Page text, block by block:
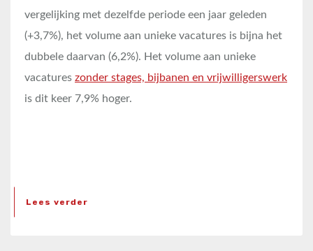
vergelijking met dezelfde periode een jaar geleden
(+3,7%), het volume aan unieke vacatures is bijna het
dubbele daarvan (6,2%). Het volume aan unieke
vacatures zonder stages, bijbanen en vrijwilligerswerk
is dit keer 7,9% hoger.
Lees verder